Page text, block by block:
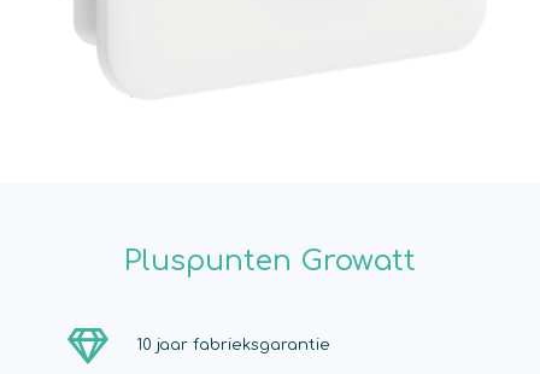
Pluspunten Growatt
10 jaar fabrieksgarantie